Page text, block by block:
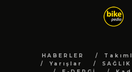
HABERLER
Yarışlar
SAĞLIK